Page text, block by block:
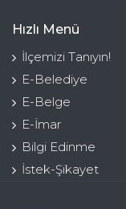
Hızlı Menü
İlçemizi Tanıyın!
E-Belediye
E-Belge
E-İmar
Bilgi Edinme
İstek-Şikayet